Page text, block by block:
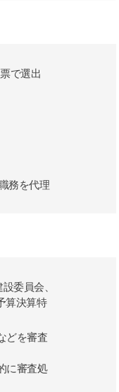
で選出
務を代理
委員会、
算決算特
どを審査
に審査処